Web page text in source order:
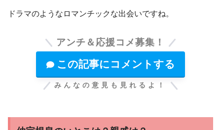
ドラマのようなロマンチックな出会いですね。
アンチ＆応援コメ募集！
この記事にコメントする
みんなの意見も見れるよ！